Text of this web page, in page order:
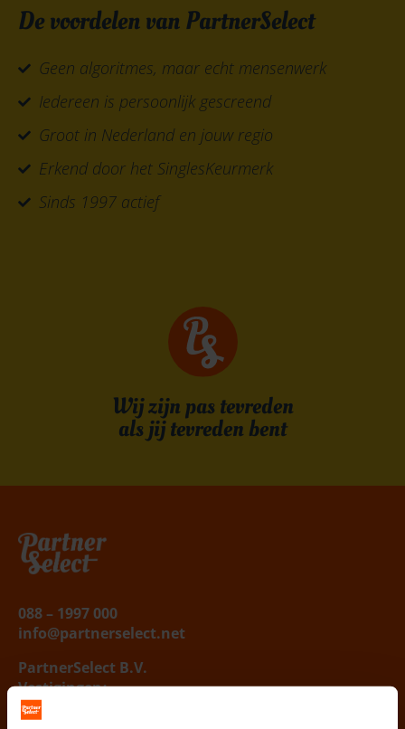
Wij zijn pas tevreden
als jij tevreden bent
De voordelen van PartnerSelect
Geen algoritmes, maar echt mensenwerk
Iedereen is persoonlijk gescreend
Groot in Nederland en jouw regio
Erkend door het SinglesKeurmerk
Sinds 1997 actief
088 – 1997 000
info@partnerselect.net
PartnerSelect B.V.
Vestigingen:
West / Noord Nederland